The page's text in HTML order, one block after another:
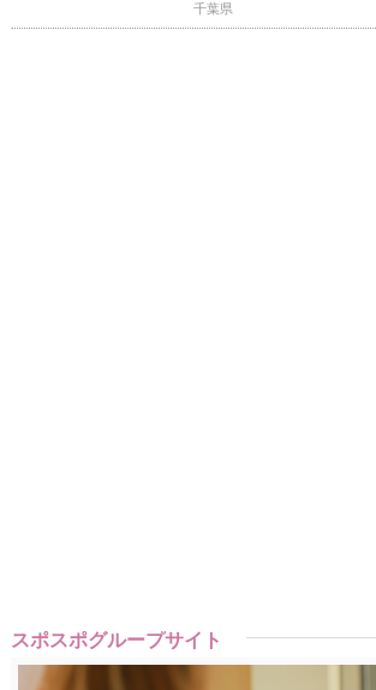
千葉県
スポスポグループサイト